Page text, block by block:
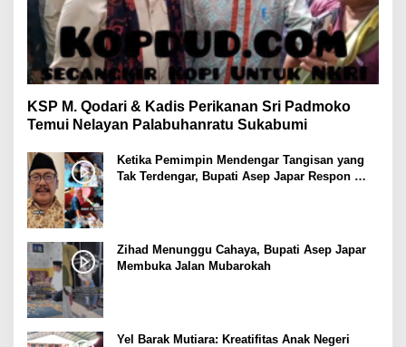
KSP M. Qodari & Kadis Perikanan Sri Padmoko
Temui Nelayan Palabuhanratu Sukabumi
Ketika Pemimpin Mendengar Tangisan yang
Tak Terdengar, Bupati Asep Japar Respon
Zihad Menunggu Cahaya, Bupati Asep Japar
Membuka Jalan Mubarokah
Yel Barak Mutiara: Kreatifitas Anak Negeri